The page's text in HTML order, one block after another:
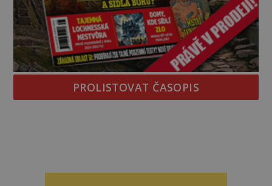
PROLISTOVAT ČASOPIS